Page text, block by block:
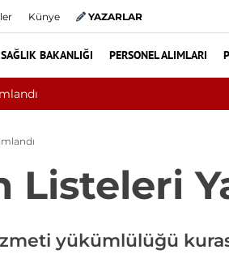
Künye YAZARLAR
SAĞLIK BAKANLIĞI PERSONEL ALIMLARI
Fıtığında Doğru Tedavi Seçimi
Listeleri
yükümlülüğü